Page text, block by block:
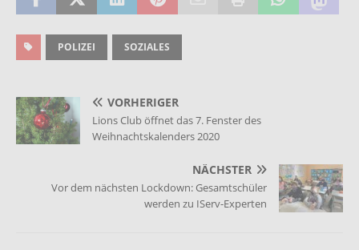
POLIZEI SOZIALES
VORHERIGER
Lions Club öffnet das 7. Fenster des
Weihnachtskalenders 2020
NÄCHSTER
Vor dem nächsten Lockdown: Gesamtschüler
werden zu IServ-Experten